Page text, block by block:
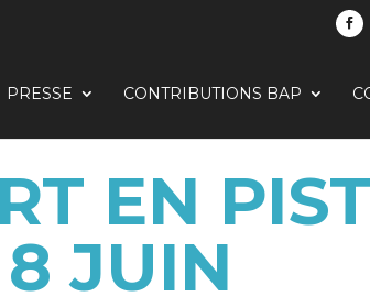
PRESSE CONTRIBUTIONS BAP
EN
JUIN